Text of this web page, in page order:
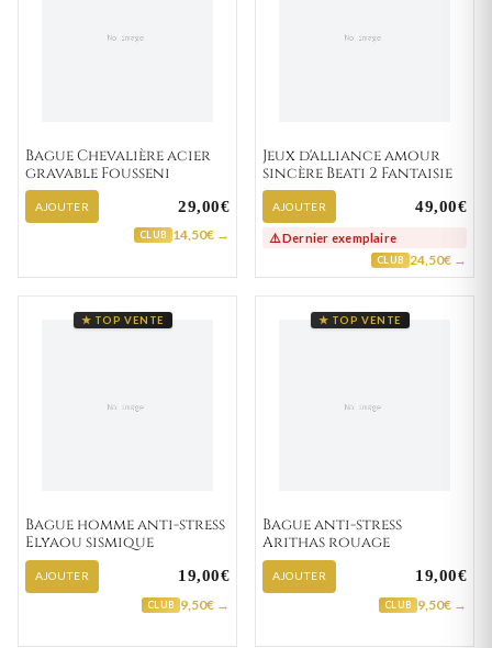
Bague Chevalière acier
gravable Fousseni
AJOUTER 29,00€
CLUB 14,50€ →
Jeux d'alliance amour
sincère Beati 2 Fantaisie
AJOUTER 49,00€
⚠️ Dernier exemplaire
CLUB 24,50€ →
★ TOP VENTE
Bague homme anti-stress
Elyaou sismique
AJOUTER 19,00€
CLUB 9,50€ →
★ TOP VENTE
Bague anti-stress
Arithas rouage
AJOUTER 19,00€
CLUB 9,50€ →